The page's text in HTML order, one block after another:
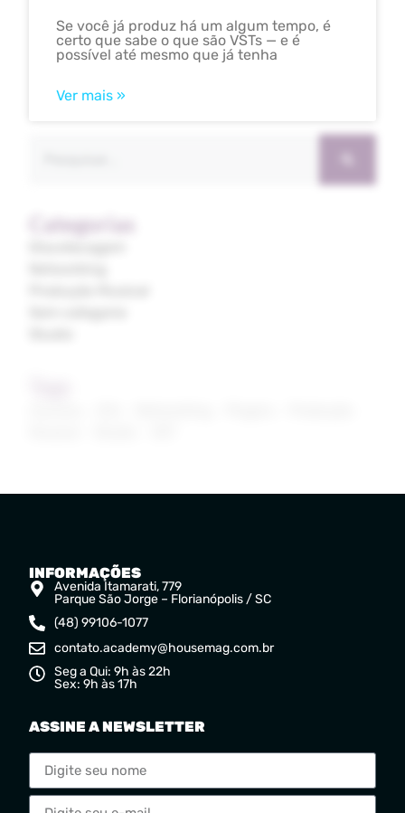
Se você já produz há um algum tempo, é
certo que sabe o que são VSTs — e é
possível até mesmo que já tenha
Ver mais »
Categorias
INFORMAÇÕES
Avenida Itamarati, 779
Parque São Jorge – Florianópolis / SC
(48) 99106-1077
contato.academy@housemag.com.br
Seg a Qui: 9h às 22h
Sex: 9h às 17h
ASSINE A NEWSLETTER